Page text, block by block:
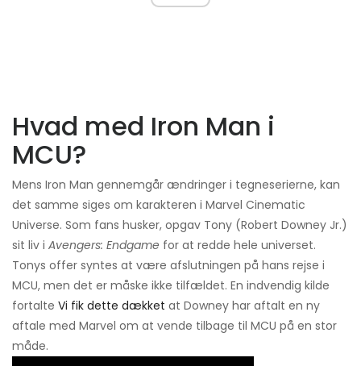
Hvad med Iron Man i
MCU?
Mens Iron Man gennemgår ændringer i tegneserierne, kan
det samme siges om karakteren i Marvel Cinematic
Universe. Som fans husker, opgav Tony (Robert Downey Jr.)
sit liv i Avengers: Endgame for at redde hele universet.
Tonys offer syntes at være afslutningen på hans rejse i
MCU, men det er måske ikke tilfældet. En indvendig kilde
fortalte Vi fik dette dækket at Downey har aftalt en ny
aftale med Marvel om at vende tilbage til MCU på en stor
måde.